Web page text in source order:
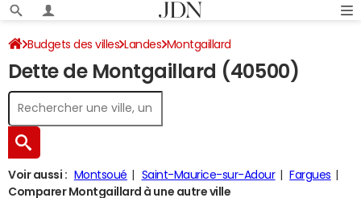
Budgets des villes Landes Montgaillard
Dette au 31/12/2024
Dette de Montgaillard (40500)
Voir aussi : Montsoué Saint-Maurice-sur-Adour
Fargues
Comparer Montgaillard à une autre ville